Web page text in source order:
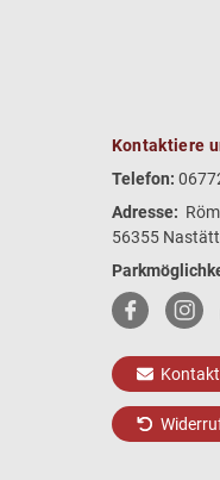
Kontaktiere
Telefon:
Adresse:
56355